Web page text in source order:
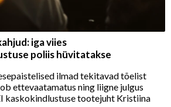
iga viies
poliis hüvitatakse
ilmad tekitavad tõelist
ettevaatamatus ning liigne julgus
kaskokindlustuse tootejuht Kristiina